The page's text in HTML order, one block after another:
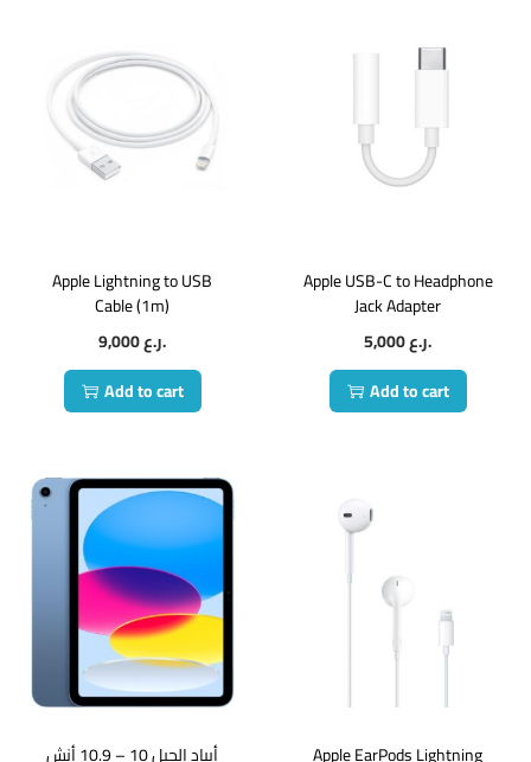
Apple Lightning to USB
Cable (1m)
9,000
ر.ع.
Add to cart
Apple USB-C to Headphone
Jack Adapter
5,000
ر.ع.
Add to cart
أيباد الجيل 10 – 10.9 أنش
Apple EarPods Lightning